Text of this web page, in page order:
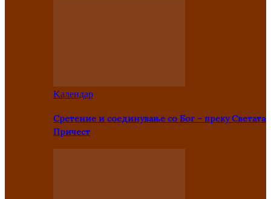
Kалендар
Сретение и соединување со Бог – преку Светата
Причест